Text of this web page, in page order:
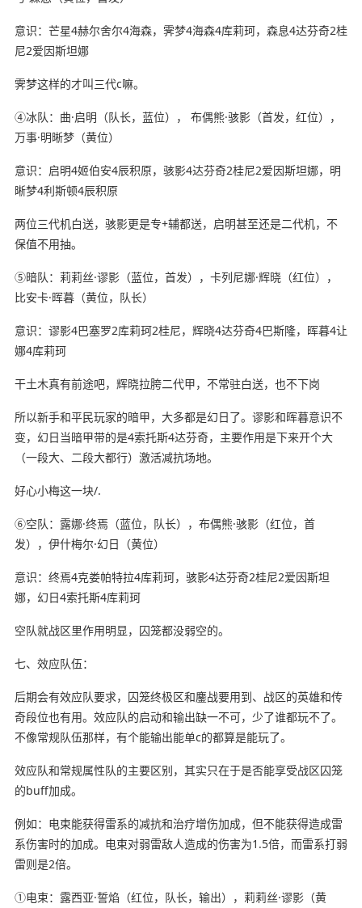
意识：芒星4赫尔舍尔4海森，霁梦4海森4库莉珂，森息4达芬奇2桂
尼2爱因斯坦娜
霁梦这样的才叫三代c嘛。
④冰队：曲·启明（队长，蓝位）， 布偶熊·骇影（首发，红位），
万事·明晰梦（黄位）
意识：启明4姬伯安4辰积原，骇影4达芬奇2桂尼2爱因斯坦娜，明
晰梦4利斯顿4辰积原
两位三代机白送，骇影更是专+辅都送，启明甚至还是二代机，不
保值不用抽。
⑤暗队：莉莉丝·谬影（蓝位，首发），卡列尼娜·辉晓（红位），
比安卡·晖暮（黄位，队长）
意识：谬影4巴塞罗2库莉珂2桂尼，辉晓4达芬奇4巴斯隆，晖暮4让
娜4库莉珂
干土木真有前途吧，辉晓拉胯二代甲，不常驻白送，也不下岗
所以新手和平民玩家的暗甲，大多都是幻日了。谬影和晖暮意识不
变，幻日当暗甲带的是4索托斯4达芬奇，主要作用是下来开个大
（一段大、二段大都行）激活减抗场地。
好心小梅这一块/.
⑥空队：露娜·终焉（蓝位，队长），布偶熊·骇影（红位，首
发），伊什梅尔·幻日（黄位）
意识：终焉4克娄帕特拉4库莉珂，骇影4达芬奇2桂尼2爱因斯坦
娜，幻日4索托斯4库莉珂
空队就战区里作用明显，囚笼都没弱空的。
七、效应队伍：
后期会有效应队要求，囚笼终极区和鏖战要用到、战区的英雄和传
奇段位也有用。效应队的启动和输出缺一不可，少了谁都玩不了。
不像常规队伍那样，有个能输出能单c的都算是能玩了。
效应队和常规属性队的主要区别，其实只在于是否能享受战区囚笼
的buff加成。
例如：电束能获得雷系的减抗和治疗增伤加成，但不能获得造成雷
系伤害时的加成。电束对弱雷敌人造成的伤害为1.5倍，而雷系打弱
雷则是2倍。
①电束：露西亚·誓焰（红位，队长，输出），莉莉丝·谬影（黄